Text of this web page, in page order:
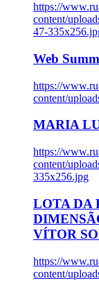
https://
content/
47-
Web
https://
content/
MARIA
https://
content/
335x256.jpg
LOTA DA
VÍTOR
https://
content/